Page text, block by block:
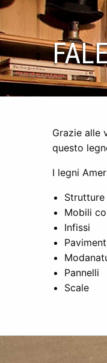
Grazie alle
questo
I legni
Mobili
Infissi
Pannelli
Scale